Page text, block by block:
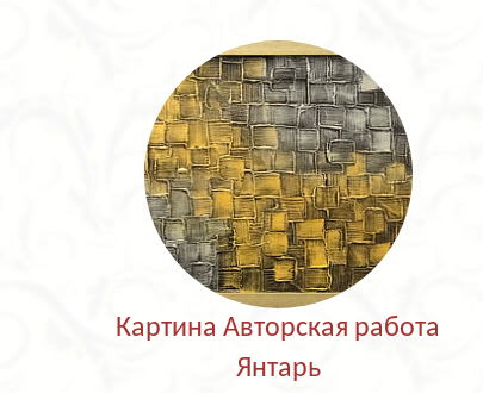
Картина Авторская работа
Янтарь